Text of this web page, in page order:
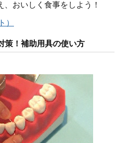
おいしく食事をしよう！
）
策！補助用具の使い方